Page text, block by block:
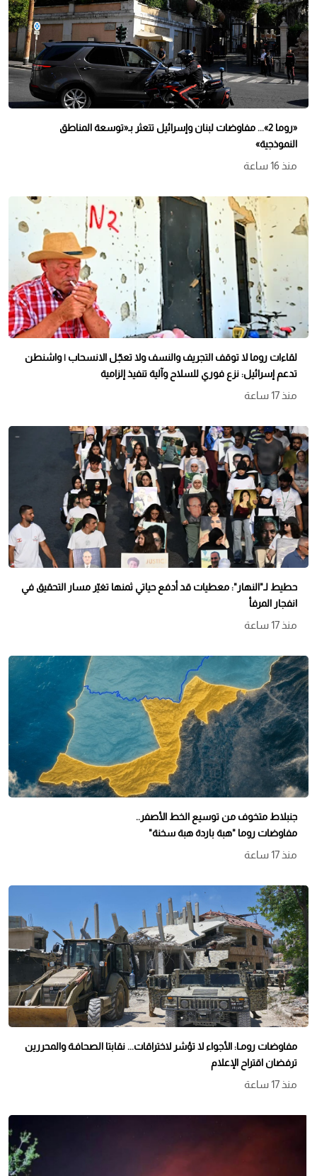
«روما 2»... مفاوضات لبنان وإسرائيل تتعثر بـ«توسعة المناطق
النموذجية»
تل أبيب تضغط عسكرياً… ولا حسم بآلية التحقق والتفتيش
منذ 16 ساعة
لقاءات روما لا توقف التجريف والنسف ولا تعجّل الانسحاب | واشنطن
تدعم إسرائيل: نزع فوري للسلاح وآلية تنفيذ إلزامية
منذ 17 ساعة
حطيط لـ"النهار": معطيات قد أدفع حياتي ثمنها تغيّر مسار التحقيق في
انفجار المرفأ
منذ 17 ساعة
جنبلاط متخوف من توسيع الخط الأصفر..
مفاوضات روما "هبة باردة هبة سخنة"
منذ 17 ساعة
مفاوضات رومـا: الأجواء لا تؤشر لاختراقات... نقابتا الصحافـة والمحررين
ترفضان اقتراح الإعلام
منذ 17 ساعة